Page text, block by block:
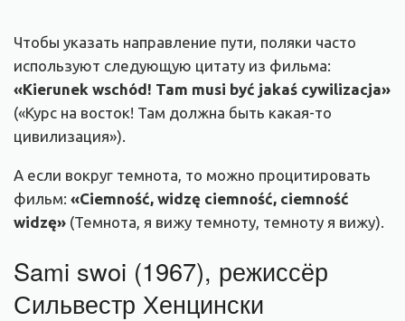
Чтобы указать направление пути, поляки часто
используют следующую цитату из фильма:
«Kierunek wschód! Tam musi być jakaś cywilizacja»
(«Курс на восток! Там должна быть какая-то
цивилизация»).
А если вокруг темнота, то можно процитировать
фильм: «Ciemność, widzę ciemność, ciemność
widzę» (Темнота, я вижу темноту, темноту я вижу).
Sami swoi (1967), режиссёр
Сильвестр Хенцински